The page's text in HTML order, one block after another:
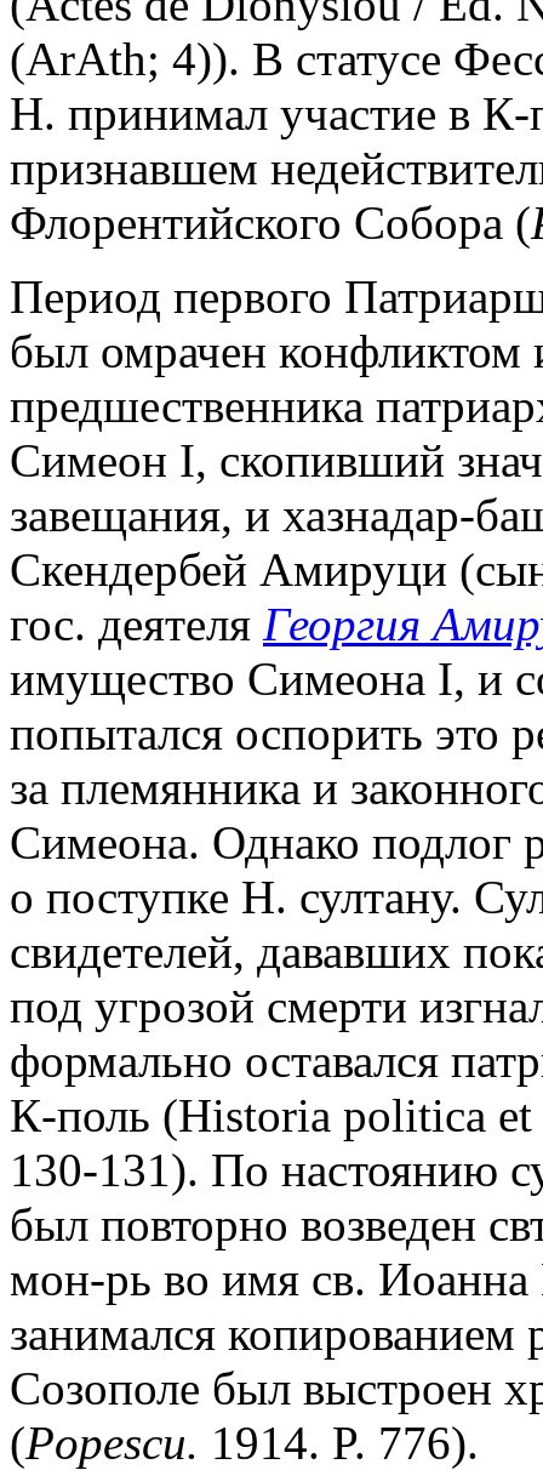
(ArAth; 4)). В статусе
Н. принимал участие в К-
признавшем
Флорентийского Собора (
Период первого
был омрачен конфликтом
предшественника
Симеон I, скопивший
завещания, и хазнадар-
Скендербей Амируци
гос. деятеля Георгия
имущество Симеона I, и
попытался оспорить это
за племянника и
Симеона. Однако подлог
о поступке Н. султану.
свидетелей, дававших
под угрозой смерти
формально оставался
К-поль (Historia politica et
130-131). По настоянию
был повторно возведен
мон-рь во имя св. Иоанна
занимался
Созополе был выстроен
(Popescu. 1914. P. 776).